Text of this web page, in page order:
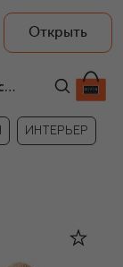
Открыть
Товары для женщин Coccinelle
ИНТЕРЬЕР